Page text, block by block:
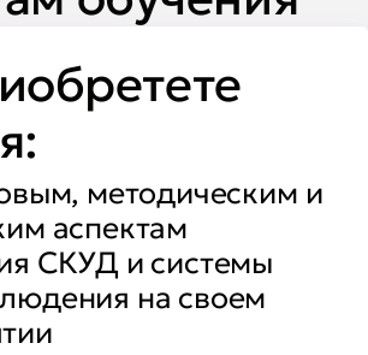
методическим и
аспектам
СКУД и системы
на своем